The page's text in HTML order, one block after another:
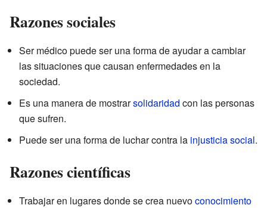
Razones sociales
Ser médico puede ser una forma de ayudar a cambiar
las situaciones que causan enfermedades en la
sociedad.
Es una manera de mostrarsolidaridad con las personas
que sufren.
Puede ser una forma de luchar contra la injusticia social.
Razones científicas
Trabajar en lugares donde se crea nuevoconocimiento